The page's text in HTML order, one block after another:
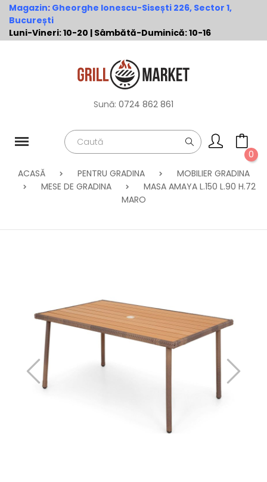
Magazin: Gheorghe Ionescu-Sisești 226, Sector 1,
București
Luni-Vineri: 10-20 | Sâmbătă-Duminică: 10-16
Sună: 0724 862 861
0
ACASĂ
PENTRU GRADINA
MOBILIER GRADINA
MESE DE GRADINA
MASA AMAYA L.150 L.90 H.72
MARO